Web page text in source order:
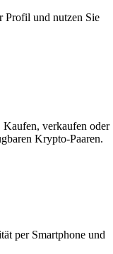
Profil und nutzen Sie
verkaufen oder
Krypto-Paaren.
per Smartphone und